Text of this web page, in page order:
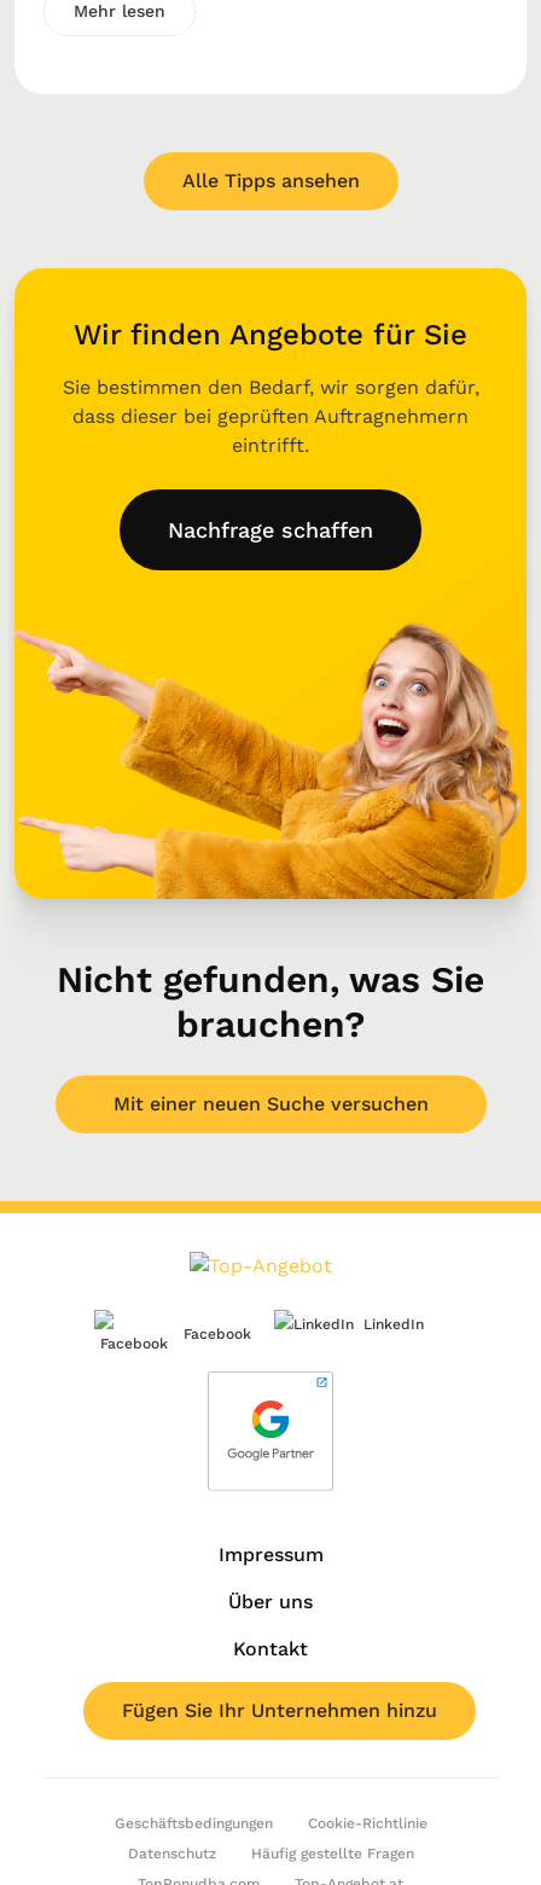
Mehr lesen
Alle Tipps ansehen
Wir finden Angebote für Sie
Sie bestimmen den Bedarf, wir sorgen dafür,
dass dieser bei geprüften Auftragnehmern
eintrifft.
Nachfrage schaffen
Nicht gefunden, was Sie
brauchen?
Mit einer neuen Suche versuchen
Facebook
LinkedIn
Impressum
Über uns
Kontakt
Fügen Sie Ihr Unternehmen hinzu
Geschäftsbedingungen
Cookie-Richtlinie
Datenschutz
Häufig gestellte Fragen